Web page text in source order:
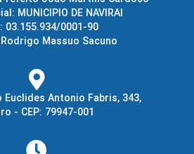
MUNICIPIO DE NAVIRAI
03.155.934/0001-90
Massuo Sacuno
Euclides Antonio Fabris, 343,
- CEP: 79947-001